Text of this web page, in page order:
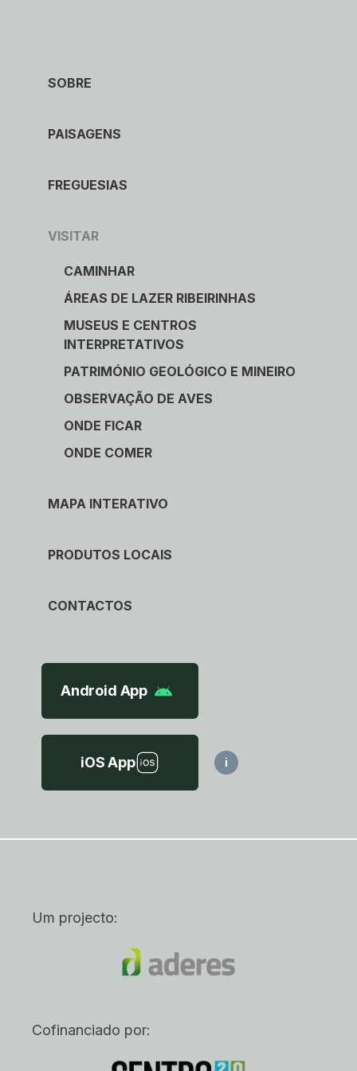
Museus e Centros
Áreas de lazer ribeirinhas
Observação de aves
Onde comer
Onde ficar
SOBRE
PAISAGENS
FREGUESIAS
VISITAR
CAMINHAR
ÁREAS DE LAZER RIBEIRINHAS
MUSEUS E CENTROS
INTERPRETATIVOS
PATRIMÓNIO GEOLÓGICO E MINEIRO
OBSERVAÇÃO DE AVES
ONDE FICAR
ONDE COMER
MAPA INTERATIVO
PRODUTOS LOCAIS
CONTACTOS
Android App
iOS App i
Um projecto:
Cofinanciado por: